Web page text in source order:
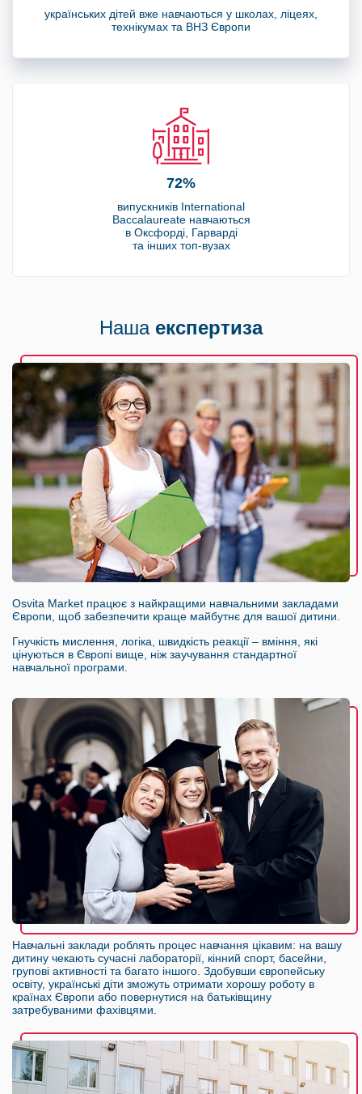
українських дітей вже навчаються у школах, ліцеях,
технікумах та ВНЗ Європи
72%
випускників International
Baccalaureate навчаються
в Оксфорді, Гарварді
та інших топ-вузах
Наша експертиза
Osvita Market працює з найкращими навчальними закладами
Європи, щоб забезпечити краще майбутнє для вашої дитини.
Гнучкість мислення, логіка, швидкість реакції – вміння, які
цінуються в Європі вище, ніж заучування стандартної
навчальної програми.
Навчальні заклади роблять процес навчання цікавим: на вашу
дитину чекають сучасні лабораторії, кінний спорт, басейни,
групові активності та багато іншого. Здобувши європейську
освіту, українські діти зможуть отримати хорошу роботу в
країнах Європи або повернутися на батьківщину
затребуваними фахівцями.